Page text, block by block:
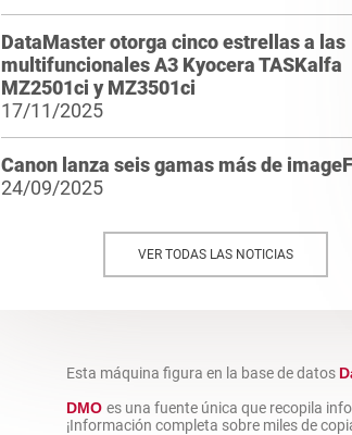
DataMaster otorga cinco estrellas a las
multifuncionales A3 Kyocera TASKalfa
MZ2501ci y MZ3501ci
17/11/2025
Canon lanza seis gamas más de
24/09/2025
VER TODAS LAS NOTICIAS
Esta máquina figura en la base de datos
DMO es una fuente única que recopila
¡Información completa sobre miles de